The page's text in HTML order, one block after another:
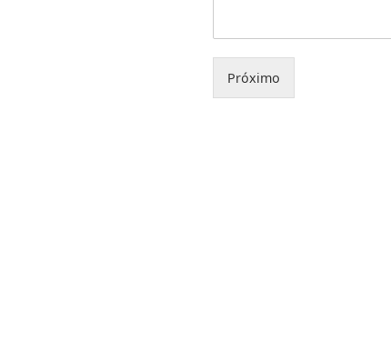
Próximo